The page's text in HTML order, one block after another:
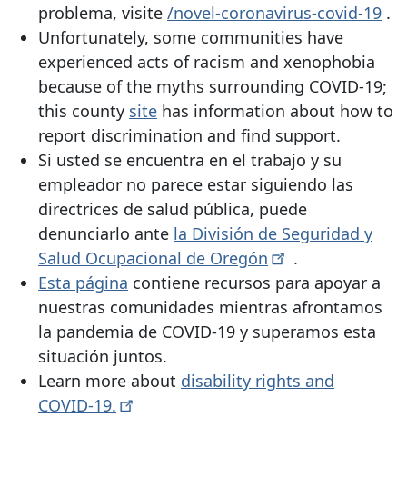
problema, visite /novel-coronavirus-covid-19 .
Unfortunately, some communities have
experienced acts of racism and xenophobia
because of the myths surrounding COVID-19;
this county site has information about how to
report discrimination and find support.
Si usted se encuentra en el trabajo y su
empleador no parece estar siguiendo las
directrices de salud pública, puede
denunciarlo ante la División de Seguridad y
Salud Ocupacional de Oregón
.
Esta página contiene recursos para apoyar a
nuestras comunidades mientras afrontamos
la pandemia de COVID-19 y superamos esta
situación juntos.
Learn more about disability rights and
COVID-19.